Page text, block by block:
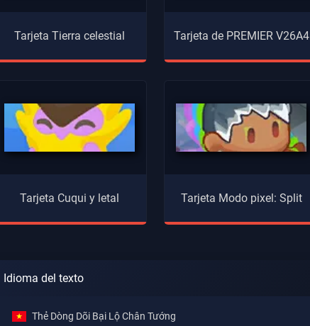
Tarjeta Tierra celestial Tarjeta de PREMIER V26A4
Tarjeta Cuqui y letal Tarjeta Modo pixel: Split
Idioma del texto
Thẻ Dòng Dõi Bại Lộ Chân Tướng